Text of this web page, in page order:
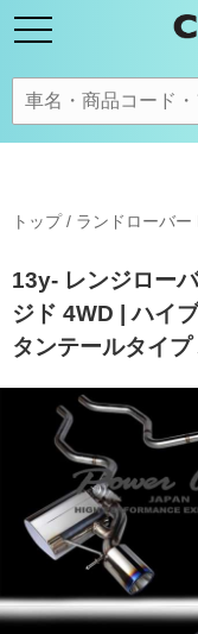
トップ/ ランドローバー
13y- レンジロー
ジド 4WD | ハイ
タンテールタイ